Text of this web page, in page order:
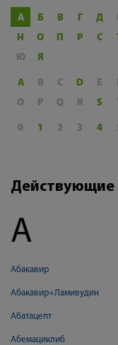
А Б В Г Д
Н
О П Р С
Ю
Я
A B C D E
O
P Q R S
0 1 2 3 4
Действующие
А
Абакавир
Абакавир+Ламивудин
Абатацепт
Абемациклиб